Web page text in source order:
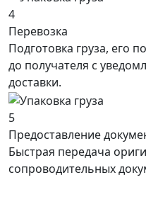
4
Перевозка
Подготовка груза, его
до получателя с
доставки.
5
Предоставление
Быстрая передача
сопроводительных